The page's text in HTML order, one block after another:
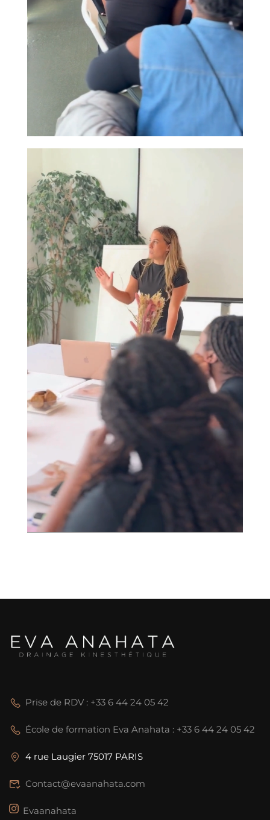
Prise de RDV : +33 6 44 24 05 42
École de formation Eva Anahata : +33 6 44 24 05 42
4 rue Laugier 75017 PARIS
Contact@evaanahata.com
Evaanahata